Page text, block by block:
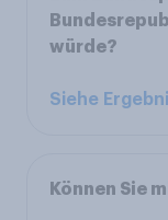
würde?
Siehe
Können Sie